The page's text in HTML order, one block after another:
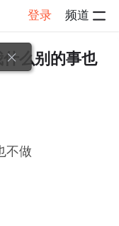
登录 频道
情
么别的事也
不做